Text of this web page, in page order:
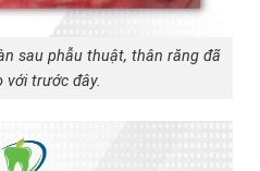
sau phẫu thuật, thân răng đã
với trước đây.